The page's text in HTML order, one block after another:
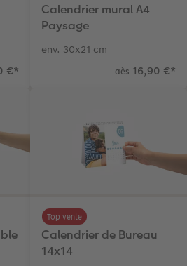
€*
Calendrier mural A4
Paysage
env. 30x21 cm
dès 16,90 €*
Calendrier de Bureau ​
14x14
Top vente